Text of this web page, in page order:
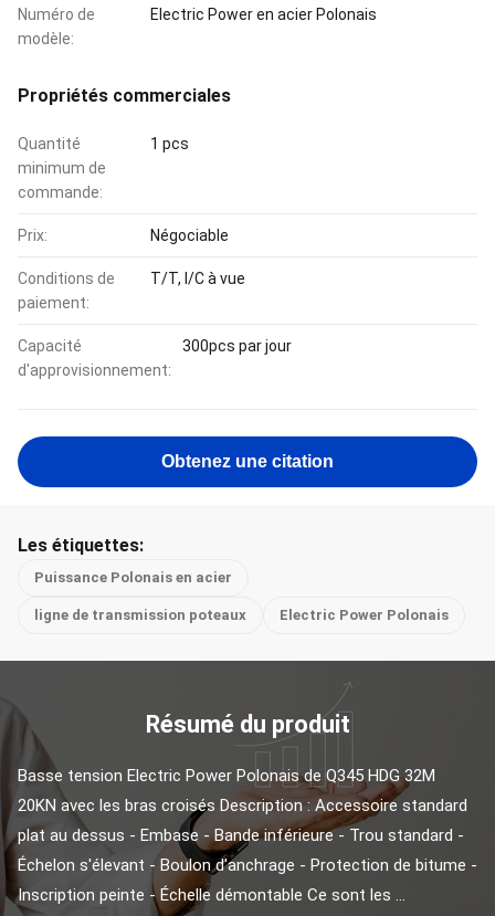
Numéro de
modèle:
Electric Power en acier Polonais
Propriétés commerciales
Quantité
minimum de
commande:
1 pcs
Prix: Négociable
Conditions de
paiement:
T/T, l/C à vue
Capacité
d'approvisionnement:
300pcs par jour
Obtenez une citation
Les étiquettes:
Puissance Polonais en acier
ligne de transmission poteaux Electric Power Polonais
Résumé du produit
Basse tension Electric Power Polonais de Q345 HDG 32M
20KN avec les bras croisés Description : Accessoire standard
plat au dessus - Embase - Bande inférieure - Trou standard -
Échelon s'élevant - Boulon d'anchrage - Protection de bitume -
Inscription peinte - Échelle démontable Ce sont les ...